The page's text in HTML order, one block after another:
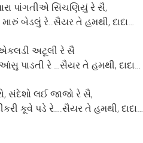
પાંગતીએ સિંચણિયું રે સૈ,
બેડલું રે..સૈયર તે હમથી, દાદા…
એકલડી અટૂલી રે સૈ
પાડતી રે …સૈયર તે હમથી, દાદા…
સંદેશો લઈ જાજો રે સૈ,
કૂવે પડે રે….સૈયર તે હમથી, દાદા…